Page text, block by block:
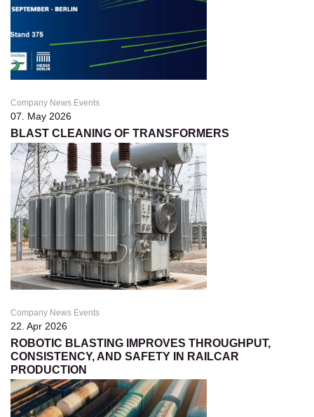
Company News Events
07. May 2026
BLAST CLEANING OF TRANSFORMERS
Company News Events
22. Apr 2026
ROBOTIC BLASTING IMPROVES THROUGHPUT,
CONSISTENCY, AND SAFETY IN RAILCAR
PRODUCTION